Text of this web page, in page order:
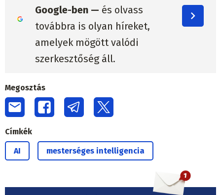
Google-ben — és olvass
továbbra is olyan híreket,
amelyek mögött valódi
szerkesztőség áll.
Megosztás
Címkék
AI mesterséges intelligencia